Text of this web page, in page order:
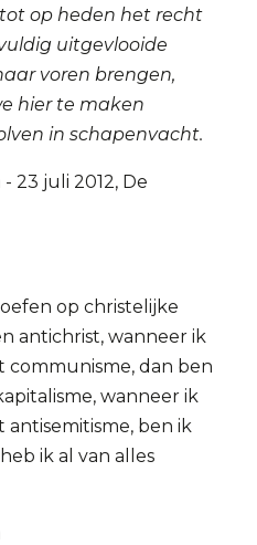
op heden het recht
uitgevlooide
voren brengen,
hier te maken
in schapenvacht.
- 23 juli 2012, De
op christelijke
antichrist, wanneer ik
dan ben
wanneer ik
ben ik
ik al van alles